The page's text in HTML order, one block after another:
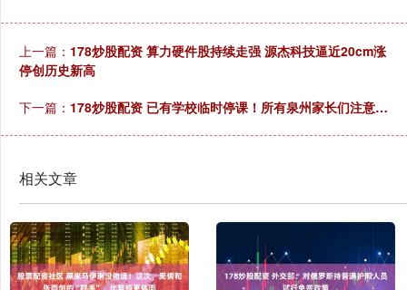
上一篇： 178炒股配资 算力硬件股持续走强 源杰科技逼近20cm涨
停创历史新高
下一篇： 178炒股配资 已有学校临时停课！所有泉州家长们注意…
相关文章